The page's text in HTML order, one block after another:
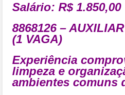
Salário: R$ 1.850,00
8868126 –
(1 VAGA)
Experiência
limpeza e
ambientes comuns